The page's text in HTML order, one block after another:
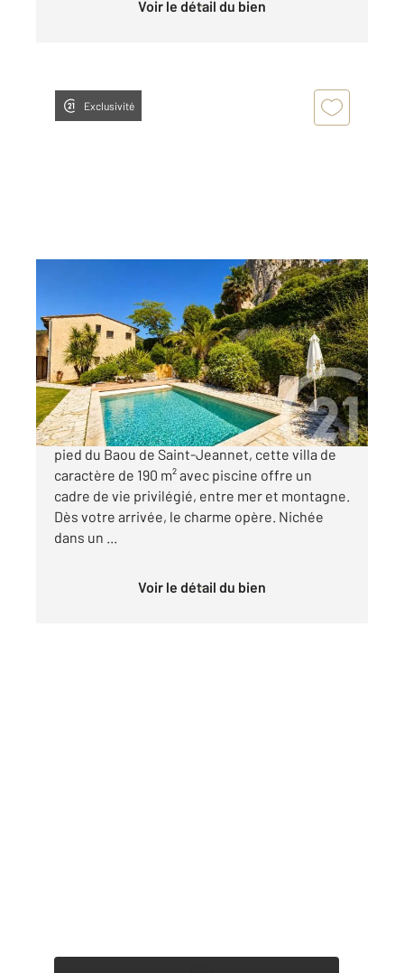
Voir le détail du bien
Exclusivité
, 5 pièces
Ref : 13689
Maison à vendre
998 000 €
Au cœur d'un environnement exceptionnel, au
pied du Baou de Saint-Jeannet, cette villa de
caractère de 190 m² avec piscine offre un
cadre de vie privilégié, entre mer et montagne.
Dès votre arrivée, le charme opère. Nichée
dans un ...
Voir le détail du bien